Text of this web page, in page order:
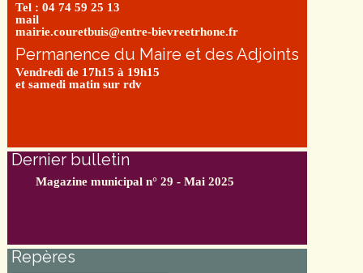
Tel : 04 74 59 25 13
mail
mairie.couretbuis@entre-bievreetrhone.fr
Permanence du Maire et des Adjoints
Vendredi de 17h15 à 19h15
et samedi matin sur rdv
Dernier bulletin
Magazine municipal n° 29 - Mai 2025
Repères